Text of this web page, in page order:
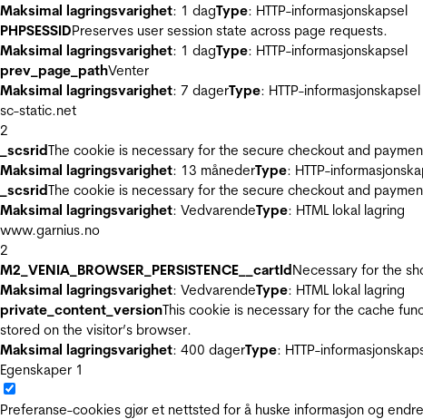
Maksimal lagringsvarighet: 1 dagType: HTTP-informasjonskapsel
PHPSESSIDPreserves user session state across page requests.
Maksimal lagringsvarighet: 1 dagType: HTTP-informasjonskapsel
prev_page_pathVenter
Maksimal lagringsvarighet: 7 dagerType: HTTP-informasjonskapsel
sc-static.net
2
_scsridThe cookie is necessary for the secure checkout and
Maksimal lagringsvarighet: 13 månederType: HTTP-
_scsridThe cookie is necessary for the secure checkout and
Maksimal lagringsvarighet: VedvarendeType: HTML lokal lagring
www.garnius.no
2
M2_VENIA_BROWSER_PERSISTENCE__cartIdNecessary for the
Maksimal lagringsvarighet: VedvarendeType: HTML lokal lagring
private_content_versionThis cookie is necessary for the cache
stored on the visitor’s browser.
Maksimal lagringsvarighet: 400 dagerType: HTTP-
Egenskaper 1
Preferanse-cookies gjør et nettsted for å huske informasjon og